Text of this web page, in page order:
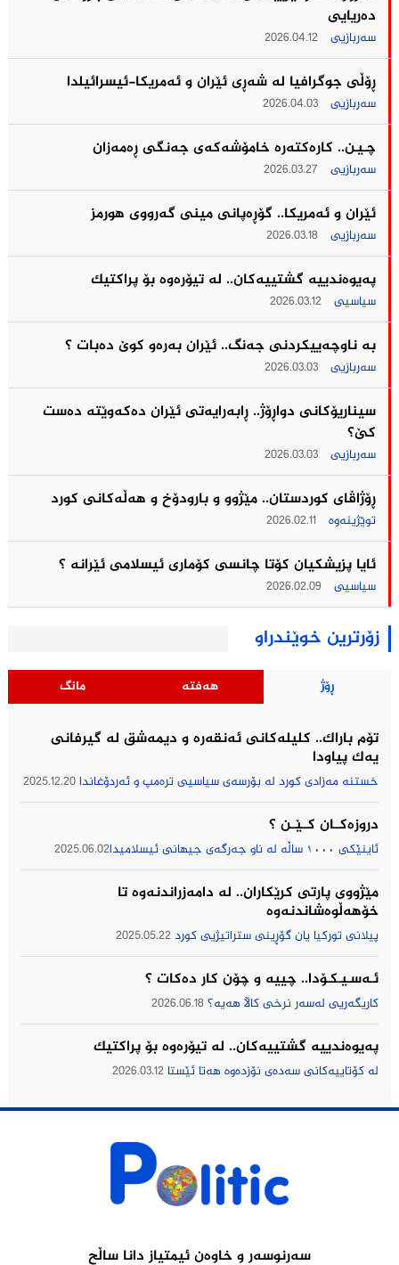
ده‌ریایی
سەربازیی 2026.04.12
ڕۆڵی جوگرافیا لە شەڕی ئێران و ئەمریکا-ئیسرائیلدا
سەربازیی 2026.04.03
چـیـن.. كاره‌كته‌ره‌ خامۆشه‌كه‌ی جه‌نگى ڕه‌مه‌زان
سەربازیی 2026.03.27
ئێران و ئه‌مریكا.. گۆڕەپانی مینی گه‌رووی هورمز
سەربازیی 2026.03.18
په‌یوه‌ندییه‌ گشتییه‌كان.. له‌ تیۆره‌وه‌ بۆ پراكتیك
سیاسیی 2026.03.12
بە ناوچەییکردنی جەنگ.. ئێران به‌ره‌و كوێ ده‌بات ؟
سەربازیی 2026.03.03
سیناریۆکانی دواڕۆژ.. ڕابەرایەتی ئێران دەکەوێتە دەست
کێ؟
سەربازیی 2026.03.03
ڕۆژاڤای کوردستان.. مێژوو و بارودۆخ و هەڵەکانی کورد
توێژینەوە 2026.02.11
ئایا پزیشکیان کۆتا چانسی کۆماری ئیسلامی ئێرانه ؟
سیاسیی 2026.02.09
زۆرترین خوێندراو
ڕۆژ هەفتە مانگ
تۆم باراك.. کلیلەکانی ئەنقەرە و دیمەشق لە گیرفانی
یەک پیاودا
خستنە مەزادی کورد لە بۆرسەی سیاسیی ترەمپ و ئەردۆغاندا 2025.12.20
دروزەکــان کــێــن ؟
ئاینێکی ١٠٠٠ ساڵە لە ناو جەرگەی جیهانی ئیسلامیدا 2025.06.02
مێژووى پارتى كرێكاران.. لە دامەزراندنەوە تا
خۆهەڵوەشاندنەوە
پیلانی توركیا یان گۆڕینی ستراتیژیی كورد 2025.05.22
ئـەسـیـکـۆدا.. چییه‌ و چۆن كار ده‌كات ؟
كاریگه‌ریی له‌سه‌ر نرخی كاڵا هه‌یه‌؟ 2026.06.18
په‌یوه‌ندییه‌ گشتییه‌كان.. له‌ تیۆره‌وه‌ بۆ پراكتیك
له‌ كۆتاییه‌كانی سه‌ده‌ی نۆزده‌وه‌ هه‌تا ئێستا 2026.03.12
سەرنوسەر و خاوەن ئیمتیاز دانا ساڵح